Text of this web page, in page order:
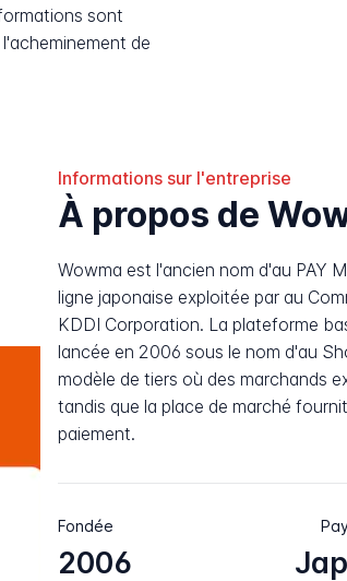
sont
de
Informations sur l'entreprise
À propos de
Wowma est l'ancien nom d'au PAY
ligne japonaise exploitée par au
KDDI Corporation. La plateforme
lancée en 2006 sous le nom d'au
modèle de tiers où des marchands
tandis que la place de marché
paiement.
Fondée
2006